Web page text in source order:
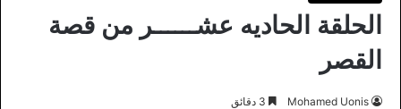
الحلقة الحاديه عشــــــر من قصة
القصر
Mohamed Uonis